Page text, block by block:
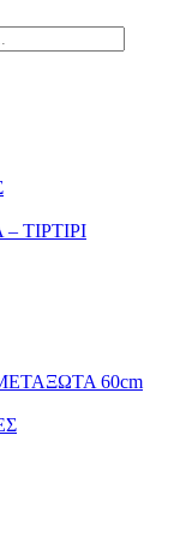
ΤΙΡΤΙΡΙ
60cm